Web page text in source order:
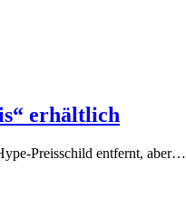
erhältlich
Preisschild entfernt, aber…